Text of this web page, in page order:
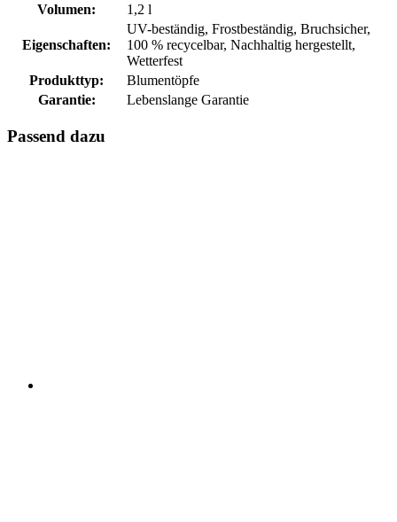
Volumen:
1,2 l
Eigenschaften:
UV-beständig, Frostbeständig, Bruchsicher,
100 % recycelbar, Nachhaltig hergestellt,
Wetterfest
Produkttyp:
Blumentöpfe
Garantie:
Lebenslange Garantie
Passend dazu